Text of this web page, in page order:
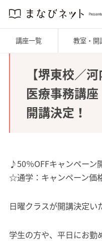
講座一覧 教室・開
【堺東校／
医療事務講
開講決定！
♪50％OFFキャンペーン
☆通学：キャンペーン価
日曜クラスが開講決定い
学生の方や、平日にお